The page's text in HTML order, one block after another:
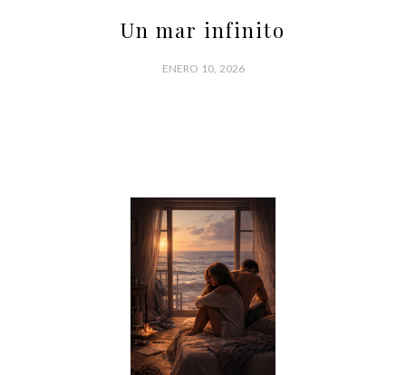
Un mar infinito
ENERO 10, 2026